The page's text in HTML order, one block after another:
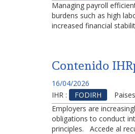
Managing payroll
burdens such as high
increased financial
Contenido
16/04/2026
IHR :
FODIRH
Employers are
obligations to conduct
principles. Accede al